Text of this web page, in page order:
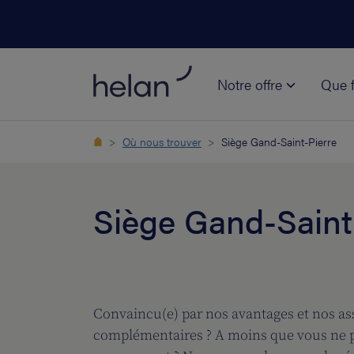
Notre offre Que
Où nous trouver Siège Gand-Saint-Pierre
Siège Gand-
Convaincu(e) par nos avantages et nos
complémentaires ? A moins que vous ne